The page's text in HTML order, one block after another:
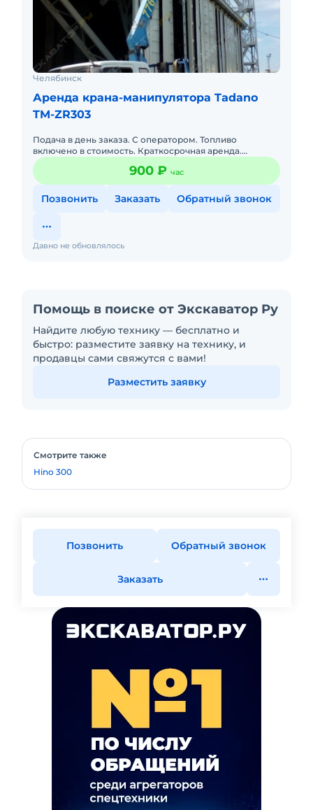
Челябинск
Аренда крана-манипулятора Tadano
TM-ZR303
Подача в день заказа. С оператором. Топливо
включено в стоимость. Краткосрочная аренда.
Долгосрочная аренда. Бесплатная доставка на место.
900 ₽ час
Позвонить Заказать Обратный звонок
Давно не обновлялось
Помощь в поиске от Экскаватор Ру
Найдите любую технику — бесплатно и
быстро: разместите заявку на технику, и
продавцы сами свяжутся с вами!
Разместить заявку
Смотрите также
Hino 300
Позвонить Обратный звонок
Заказать